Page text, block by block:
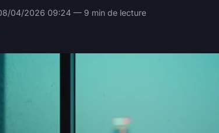
04/2026 09:24 — 9 min de lecture